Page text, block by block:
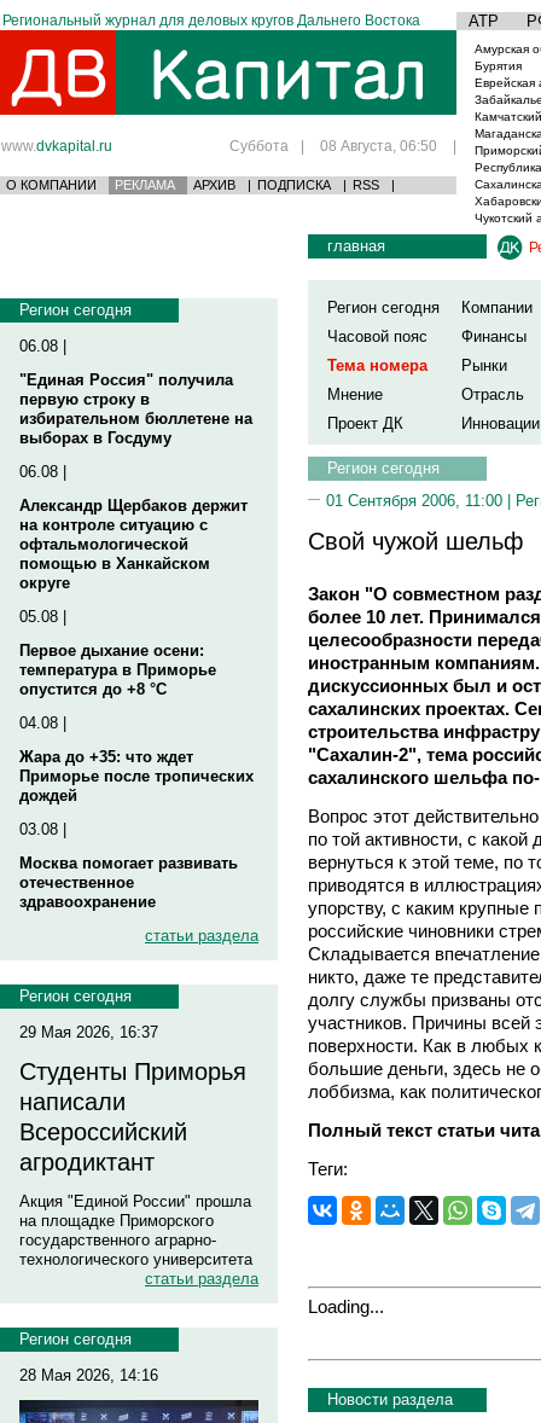
Региональный журнал для деловых кругов Дальнего Востока АТР
www.dvkapital.ru Суббота | 08 Августа, 06:50 |
О КОМПАНИИ РЕКЛАМА АРХИВ | ПОДПИСКА | RSS |
Амурская
Бурятия
Еврейская
Чукотский
Регион сегодня
06.08 |
"Единая Россия" получила
первую строку в
избирательном бюллетене на
выборах в Госдуму
06.08 |
Александр Щербаков держит
на контроле ситуацию с
офтальмологической
помощью в Ханкайском
округе
05.08 |
Первое дыхание осени:
температура в Приморье
опустится до +8 °C
04.08 |
Жара до +35: что ждет
Приморье после тропических
дождей
03.08 |
Москва помогает развивать
отечественное
здравоохранение
статьи раздела
Регион сегодня
29 Мая 2026, 16:37
Студенты Приморья
написали
Всероссийский
агродиктант
Акция "Единой России" прошла
на площадке Приморского
государственного аграрно-
технологического университета
статьи раздела
Регион сегодня
28 Мая 2026, 14:16
главная
Регион сегодня
Компании
Часовой пояс
Финансы
Тема номера
Рынки
Мнение
Отрасль
Проект ДК
Инновации
Регион сегодня
01 Сентября 2006, 11:00 |
Свой чужой шельф
Закон "О совместном
более 10 лет.
целесообразности
иностранным
дискуссионных был и
сахалинских проектах.
строительства
"Сахалин-2", тема
сахалинского шельфа
Вопрос этот
по той активности, с
вернуться к этой теме, по
приводятся в
упорству, с каким крупные
российские чиновники
Складывается
никто, даже те
долгу службы призваны
участников. Причины всей
поверхности. Как в любых
большие деньги, здесь не
лоббизма, как
Полный текст статьи
Теги:
Loading...
Новости раздела